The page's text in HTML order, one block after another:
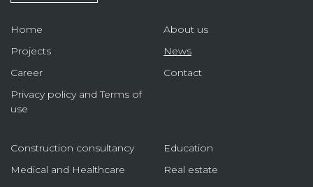
Home
About us
Projects
News
Career
Contact
Privacy policy and Terms of
use
Construction consultancy
Education
Medical and Healthcare
Real estate